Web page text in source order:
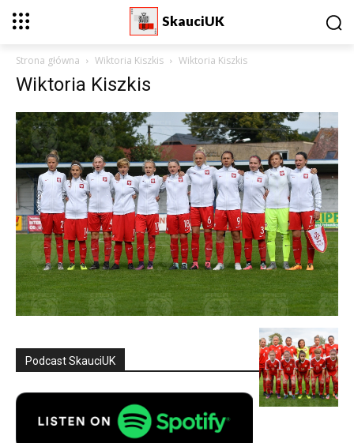
SkauciUK
Strona główna Wiktoria Kiszkis Wiktoria Kiszkis
Wiktoria Kiszkis
Podcast SkauciUK